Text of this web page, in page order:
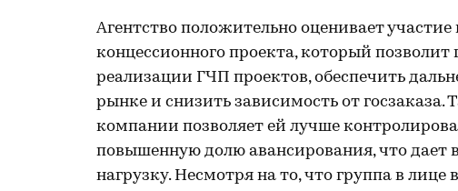
Агентство положительно оценивает
концессионного проекта, который
реализации ГЧП проектов, обеспечить
рынке и снизить зависимость от
компании позволяет ей лучше
повышенную долю авансирования, что дает
нагрузку. Несмотря на то, что группа в